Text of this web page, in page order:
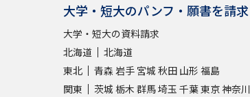
大学・短大のパンフ・願書を請求
大学・短大の資料請求
北海道
北海道
東北
青森 岩手 宮城 秋田 山形 福島
関東
茨城 栃木 群馬埼玉 千葉東京神奈川